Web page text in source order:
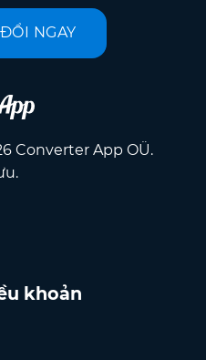
NGAY
Converter App OÜ.
khoản